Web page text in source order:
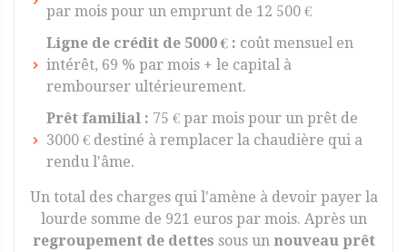
par mois pour un emprunt de 12 500 €
Ligne de crédit de 5000 € : coût mensuel en
intérêt, 69 % par mois + le capital à
rembourser ultérieurement.
Prêt familial : 75 € par mois pour un prêt de
3000 € destiné à remplacer la chaudière qui a
rendu l'âme.
Un total des charges qui l'amène à devoir payer la
lourde somme de 921 euros par mois. Après un
regroupement de dettes sous un nouveau prêt